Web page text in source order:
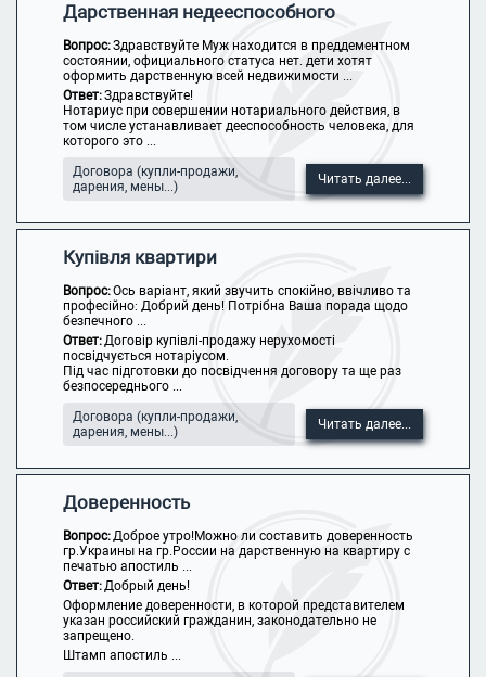
Дарственная недееспособного
Вопрос:Здравствуйте Муж находится в преддементном
состоянии, официального статуса нет. дети хотят
оформить дарственную всей недвижимости ...
Ответ:Здравствуйте!
Нотариус при совершении нотариального действия, в
том числе устанавливает дееспособность человека, для
которого это ...
Договора (купли-продажи,
дарения, мены...)
Читать далее...
Купівля квартири
Вопрос:Ось варіант, який звучить спокійно, ввічливо та
професійно: Добрий день! Потрібна Ваша порада щодо
безпечного ...
Ответ:Договір купівлі-продажу нерухомості
посвідчується нотаріусом.
Під час підготовки до посвідчення договору та ще раз
безпосереднього ...
Договора (купли-продажи,
дарения, мены...)
Читать далее...
Доверенность
Вопрос:Доброе утро!Можно ли составить доверенность
гр.Украины на гр.России на дарственную на квартиру с
печатью апостиль ...
Ответ:Добрый день!
Оформление доверенности, в которой представителем
указан российский гражданин, законодательно не
запрещено.
Штамп апостиль ...